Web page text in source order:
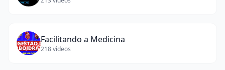
Facilitando a Medicina
218videos